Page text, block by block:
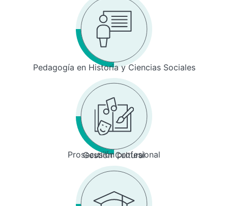
Pedagogía en Historia y Ciencias Sociales
Prosecusión profesional
Gestión Cultural